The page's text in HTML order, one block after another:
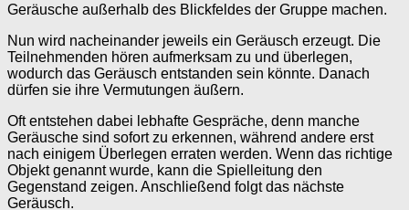
Geräusche außerhalb des Blickfeldes der Gruppe machen.
Nun wird nacheinander jeweils ein Geräusch erzeugt. Die
Teilnehmenden hören aufmerksam zu und überlegen,
wodurch das Geräusch entstanden sein könnte. Danach
dürfen sie ihre Vermutungen äußern.
Oft entstehen dabei lebhafte Gespräche, denn manche
Geräusche sind sofort zu erkennen, während andere erst
nach einigem Überlegen erraten werden. Wenn das richtige
Objekt genannt wurde, kann die Spielleitung den
Gegenstand zeigen. Anschließend folgt das nächste
Geräusch.